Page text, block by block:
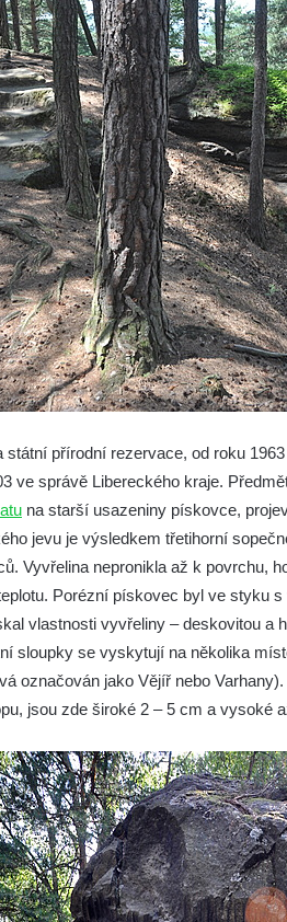
stezce Pod
(Fuchskanzel) u
východně od Lázní
Jedlovou
u
ve Slaném
Hostibejku v
v Kralupech
státní přírodní rezervace, od roku
ve správě Libereckého kraje.
na starší usazeniny pískovce,
jevu je výsledkem třetihorní
Vyvřelina nepronikla až k povrchu,
Porézní pískovec byl ve styku
vlastnosti vyvřeliny – deskovitou a
sloupky se vyskytují na několika
označován jako Vějíř nebo
jsou zde široké 2 – 5 cm a vysoké